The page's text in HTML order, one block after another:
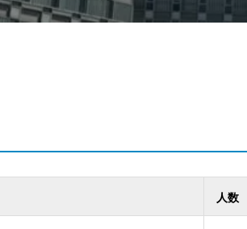
人数